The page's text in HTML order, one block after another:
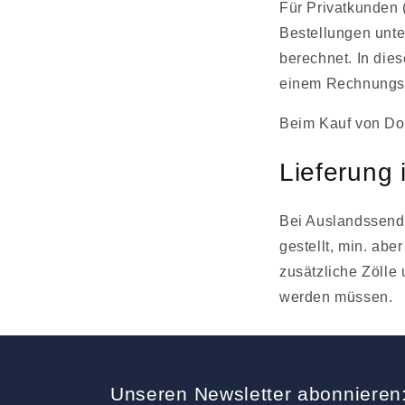
Für Privatkunden
Bestellungen
berechnet. In
einem
Beim Kauf von
Lieferung
Bei
gestellt, min.
zusätzliche Zölle
werden müssen.
Unseren Newsletter